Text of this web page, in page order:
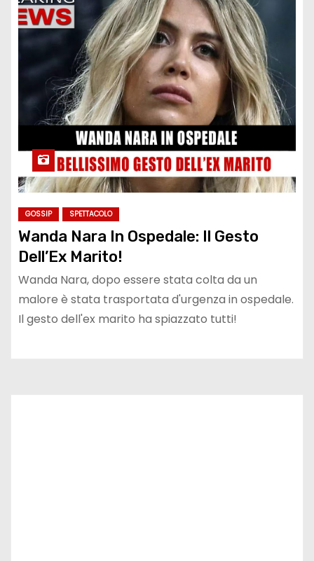
GOSSIP SPETTACOLO
Wanda Nara In Ospedale: Il Gesto
Dell’Ex Marito!
Wanda Nara, dopo essere stata colta da un
malore è stata trasportata d'urgenza in ospedale.
Il gesto dell'ex marito ha spiazzato tutti!